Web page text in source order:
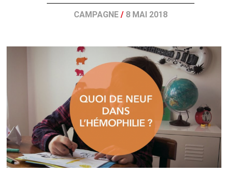
CAMPAGNE/ 8 MAI 2018